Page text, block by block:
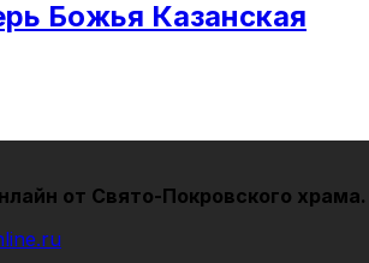
Божья Казанская
от Свято-Покровского храма.